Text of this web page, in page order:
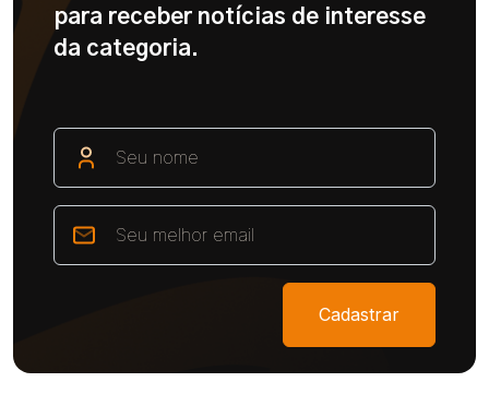
para receber notícias de interesse
da categoria.
Cadastrar